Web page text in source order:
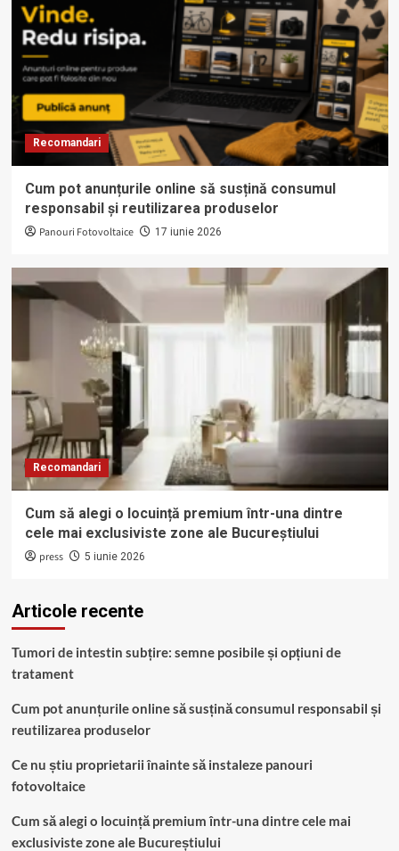
Recomandari
Cum pot anunțurile online să susțină consumul
responsabil și reutilizarea produselor
Panouri Fotovoltaice 17 iunie 2026
Recomandari
Cum să alegi o locuință premium într-una dintre
cele mai exclusiviste zone ale Bucureștiului
press 5 iunie 2026
Articole recente
Tumori de intestin subțire: semne posibile și opțiuni de
tratament
Cum pot anunțurile online să susțină consumul responsabil și
reutilizarea produselor
Ce nu știu proprietarii înainte să instaleze panouri
fotovoltaice
Cum să alegi o locuință premium într-una dintre cele mai
exclusiviste zone ale Bucureștiului